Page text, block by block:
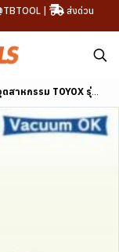
|
ส่งด่วน
รุ่น TOYOFOODS-S ขนาด 1"-4"